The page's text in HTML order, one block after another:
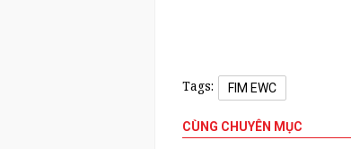
Tags: FIM EWC
CÙNG CHUYÊN MỤC